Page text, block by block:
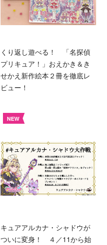
くり返し遊べる！ 「名探偵
プリキュア！」おえかき＆き
せかえ新作絵本２冊を徹底レ
ビュー！
NEW
キュアアルカナ・シャドウが
ついに変身！ ４／11から始